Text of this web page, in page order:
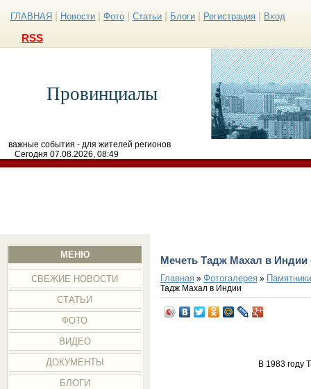
ГЛАВНАЯ Новости Фото Статьи Блоги Регистрация Вход
RSS
Провинциалы
важные события - для жителей регионов
Сегодня 07.08.2026, 08:49
МЕНЮ
СВЕЖИЕ НОВОСТИ
СТАТЬИ
ФОТО
ВИДЕО
ДОКУМЕНТЫ
БЛОГИ
Мечеть Тадж Махал в Индии
Главная» Фотогалерея»
Тадж Махал в Индии
В 1983 году